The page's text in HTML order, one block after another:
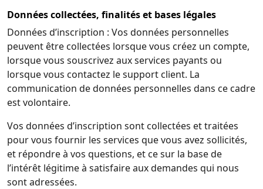
Données collectées, finalités et bases légales
Données d’inscription : Vos données personnelles
peuvent être collectées lorsque vous créez un compte,
lorsque vous souscrivez aux services payants ou
lorsque vous contactez le support client. La
communication de données personnelles dans ce cadre
est volontaire.
Vos données d’inscription sont collectées et traitées
pour vous fournir les services que vous avez sollicités,
et répondre à vos questions, et ce sur la base de
l’intérêt légitime à satisfaire aux demandes qui nous
sont adressées.